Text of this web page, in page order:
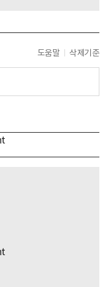
도움말 삭제기준